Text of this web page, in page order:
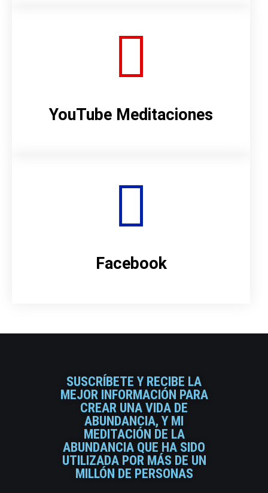
YouTube Meditaciones
Facebook
SUSCRÍBETE Y RECIBE LA
MEJOR INFORMACIÓN PARA
CREAR UNA VIDA DE
ABUNDANCIA, Y MI
MEDITACIÓN DE LA
ABUNDANCIA QUE HA SIDO
UTILIZADA POR MÁS DE UN
MILLÓN DE PERSONAS